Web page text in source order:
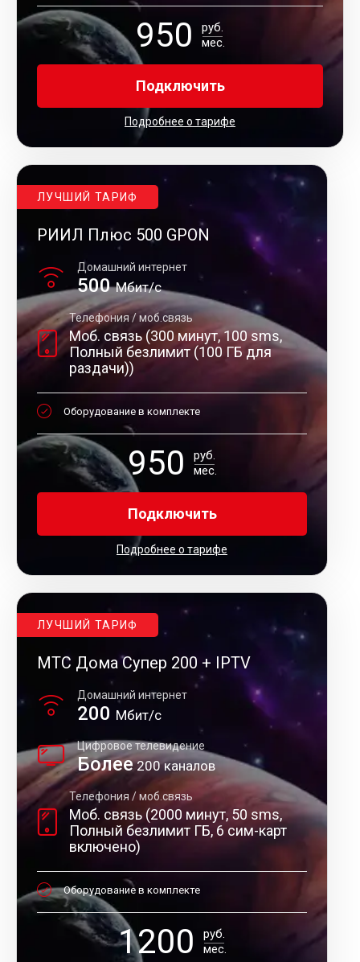
950
руб.
мес.
Подключить
Подробнее о тарифе
ЛУЧШИЙ ТАРИФ
РИИЛ Плюс 500 GPON
500Мбит/с
Домашний интернет
Моб. связь (300 минут, 100 sms,
Полный безлимит (100 ГБ для
раздачи))
Телефония / моб.связь
Оборудование в комплекте
950
руб.
мес.
Подключить
Подробнее о тарифе
ЛУЧШИЙ ТАРИФ
МТС Дома Супер 200 + IPTV
200 Мбит/с
Домашний интернет
Более200 каналов
Цифровое телевидение
Моб. связь (2000 минут, 50 sms,
Полный безлимит ГБ, 6 сим-карт
включено)
Телефония / моб.связь
Оборудование в комплекте
1200
руб.
мес.